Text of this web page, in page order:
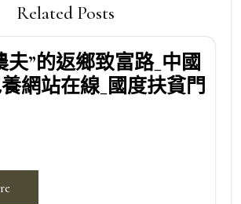
Related Posts
夫”的返鄉致富路_中國
網站在線_國度扶貧門